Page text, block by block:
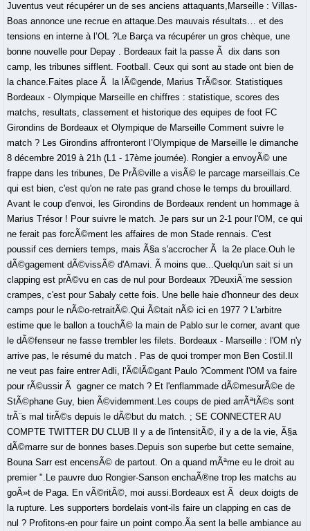
Juventus veut récupérer un de ses anciens attaquants,Marseille : Villas-
Boas annonce une recrue en attaque.Des mauvais résultats… et des
tensions en interne à l’OL ?Le Barça va récupérer un gros chèque, une
bonne nouvelle pour Depay . Bordeaux fait la passe Ã dix dans son
camp, les tribunes sifflent. Football. Ceux qui sont au stade ont bien de
la chance.Faites place Ã la lÃ©gende, Marius TrÃ©sor. Statistiques
Bordeaux - Olympique Marseille en chiffres : statistique, scores des
matchs, resultats, classement et historique des equipes de foot FC
Girondins de Bordeaux et Olympique de Marseille Comment suivre le
match ? Les Girondins affronteront l’Olympique de Marseille le dimanche
8 décembre 2019 à 21h (L1 - 17ème journée). Rongier a envoyÃ© une
frappe dans les tribunes, De PrÃ©ville a visÃ© le parcage marseillais.Ce
qui est bien, c'est qu'on ne rate pas grand chose le temps du brouillard.
Avant le coup d'envoi, les Girondins de Bordeaux rendent un hommage à
Marius Trésor ! Pour suivre le match. Je pars sur un 2-1 pour l'OM, ce qui
ne ferait pas forcÃ©ment les affaires de mon Stade rennais. C'est
poussif ces derniers temps, mais Ã§a s'accrocher Ã la 2e place.Ouh le
dÃ©gagement dÃ©vissÃ© d'Amavi. Ã moins que...Quelqu'un sait si un
clapping est prÃ©vu en cas de nul pour Bordeaux ?DeuxiÃ¨me session
crampes, c'est pour Sabaly cette fois. Une belle haie d'honneur des deux
camps pour le nÃ©o-retraitÃ©.Qui Ã©tait nÃ© ici en 1977 ? L'arbitre
estime que le ballon a touchÃ© la main de Pablo sur le corner, avant que
le dÃ©fenseur ne fasse trembler les filets. Bordeaux - Marseille : l'OM n'y
arrive pas, le résumé du match . Pas de quoi tromper mon Ben Costil.Il
ne veut pas faire entrer Adli, l'Ã©lÃ©gant Paulo ?Comment l'OM va faire
pour rÃ©ussir Ã gagner ce match ? Et l'enflammade dÃ©mesurÃ©e de
StÃ©phane Guy, bien Ã©videmment.Les coups de pied arrÃªtÃ©s sont
trÃ¨s mal tirÃ©s depuis le dÃ©but du match. ; SE CONNECTER AU
COMPTE TWITTER DU CLUB Il y a de l'intensitÃ©, il y a de la vie, Ã§a
dÃ©marre sur de bonnes bases.Depuis son superbe but cette semaine,
Bouna Sarr est encensÃ© de partout. On a quand mÃªme eu le droit au
premier ".Le pauvre duo Rongier-Sanson enchaÃ®ne trop les matchs au
goÃ»t de Paga. En vÃ©ritÃ©, moi aussi.Bordeaux est Ã deux doigts de
la rupture. Les supporters bordelais vont-ils faire un clapping en cas de
nul ? Profitons-en pour faire un point compo.Ãa sent la belle ambiance au